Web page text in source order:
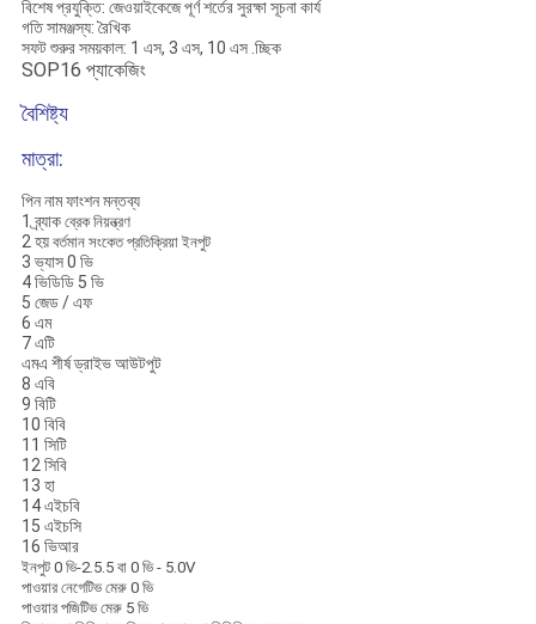
বিশেষ প্রযুক্তি: জেওয়াইকেজে পূর্ণ শর্তের সুরক্ষা সূচনা কার্য
গতি সামঞ্জস্য: রৈখিক
সফট শুরুর সময়কাল: 1 এস, 3 এস, 10 এস .চ্ছিক
SOP16 প্যাকেজিং
বৈশিষ্ট্য
মাত্রা:
পিন নাম ফাংশন মন্তব্য
1 ব্র্যাক ব্রেক নিয়ন্ত্রণ
2 হয় বর্তমান সংকেত প্রতিক্রিয়া ইনপুট
3 ভ্যাস 0 ভি
4 ভিডিডি 5 ভি
5 জেড / এফ
6 এম
7 এটি
এমএ শীর্ষ ড্রাইভ আউটপুট
8 এবি
9 বিটি
10 বিবি
11 সিটি
12 সিবি
13 হা
14 এইচবি
15 এইচসি
16 ভিআর
ইনপুট 0 ভি-2.5.5 বা 0 ভি - 5.0V
পাওয়ার নেগেটিভ মেরু 0 ভি
পাওয়ার পজিটিভ মেরু 5 ভি